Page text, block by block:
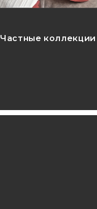
Частные коллекции